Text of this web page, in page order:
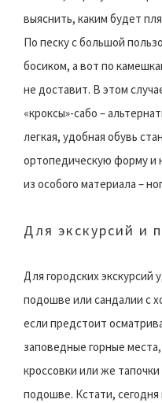
выяснить, каким будет
По песку с большой
босиком, а вот по
не доставит. В этом
«кроксы»-сабо –
легкая, удобная обувь
ортопедическую форму и
из особого материала –
Для экскурсий и
Для городских экскурсий
подошве или сандалии с
если предстоит
заповедные горные
кроссовки или же
подошве. Кстати,